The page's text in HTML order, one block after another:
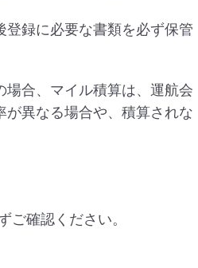
登録に必要な書類を必ず保管
合、マイル積算は、運航会
異なる場合や、積算されな
ご確認ください。